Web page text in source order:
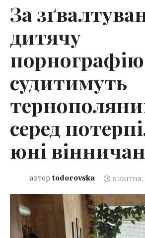
За
дитячу
порнографію
судитимуть
серед
юні
автор todorovska 8 КВІТНЯ,